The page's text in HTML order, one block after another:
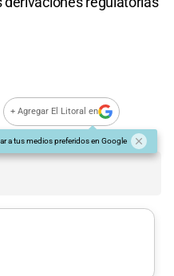
+ Agregar El Litoral en
a tus medios preferidos en Google